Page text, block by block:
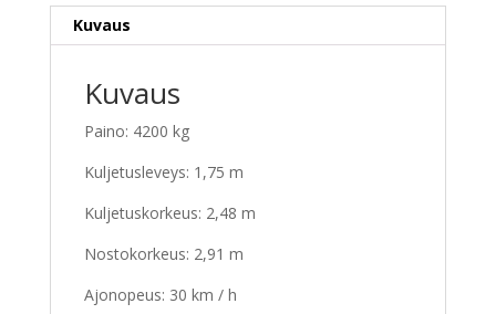
Kuvaus
Kuvaus
Paino: 4200 kg
Kuljetusleveys: 1,75 m
Kuljetuskorkeus: 2,48 m
Nostokorkeus: 2,91 m
Ajonopeus: 30 km / h